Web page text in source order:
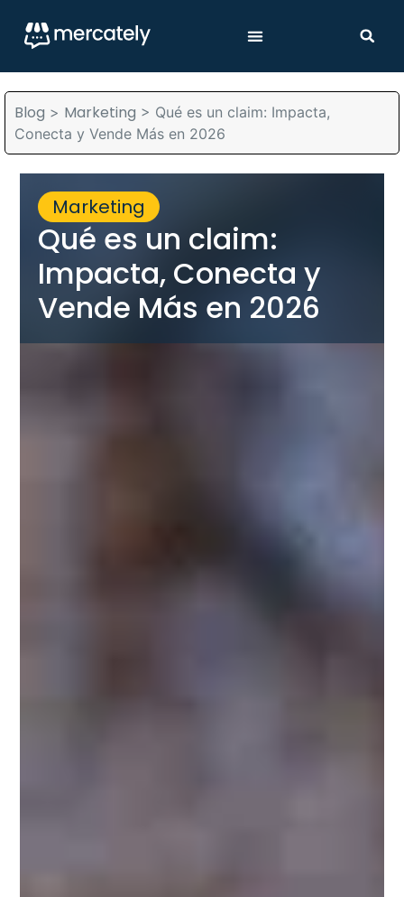
Blog > Marketing > Qué es un claim: Impacta,
Conecta y Vende Más en 2026
Marketing
Qué es un claim:
Impacta, Conecta y
Vende Más en 2026